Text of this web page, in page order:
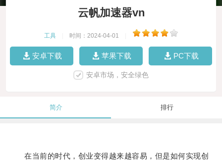
云帆加速器vn
工具 时间：2024-04-01
安卓下载 苹果下载 PC下载
安卓市场，安全绿色
简介 排行
在当前的时代，创业变得越来越容易，但是如何实现创